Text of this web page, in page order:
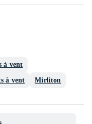
à vent
à vent Mirliton